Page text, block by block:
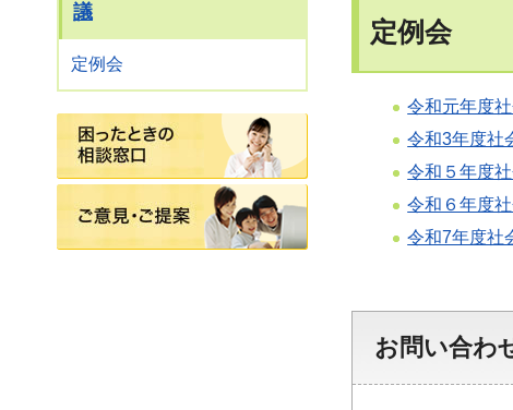
議
定例会
困ったときの相談窓口
定例会
令和元年度
令和3年度社
令和５年度
令和６年度
令和7年度社
お問い合わ